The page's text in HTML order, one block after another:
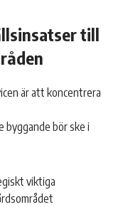
till
är att koncentrera
byggande bör ske i
viktiga